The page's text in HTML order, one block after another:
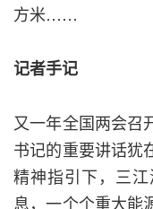
方米……
记者手记
又一年全国两会召
书记的重要讲话犹
精神指引下，三
息，一个个重大能